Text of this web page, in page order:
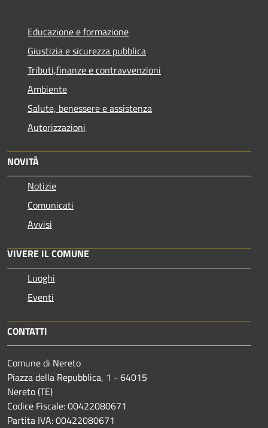
Educazione e formazione
Giustizia e sicurezza pubblica
Tributi,finanze e contravvenzioni
Ambiente
Salute, benessere e assistenza
Autorizzazioni
NOVITÀ
Notizie
Comunicati
Avvisi
VIVERE IL COMUNE
Luoghi
Eventi
CONTATTI
Comune di Nereto
Piazza della Repubblica, 1 - 64015
Nereto (TE)
Codice Fiscale: 00422080671
Partita IVA: 00422080671